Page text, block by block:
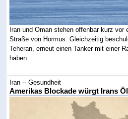
Iran und Oman stehen offenbar kurz vor
Straße von Hormus. Gleichzeitig
Teheran, erneut einen Tanker mit einer
haben....
Iran -- Gesundheit
Amerikas Blockade würgt Irans